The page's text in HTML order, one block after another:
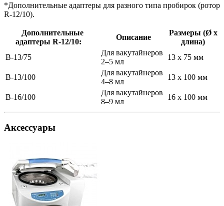
*Дополнительные адаптеры для разного типа пробирок (ротор
R-12/10).
Дополнительные
адаптеры R-12/10:
Описание
Размеры (Ø х
длина)
B-13/75
Для вакутайнеров
2–5 мл
13 x 75 мм
B-13/100
Для вакутайнеров
4–8 мл
13 x 100 мм
B-16/100
Для вакутайнеров
8–9 мл
16 x 100 мм
Аксессуары